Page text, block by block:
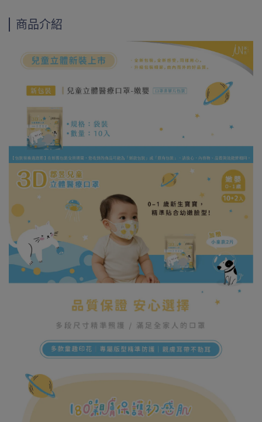
商品介紹